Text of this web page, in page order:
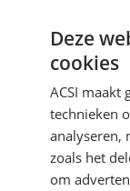
Je gegevens
Deze
cookies
ACSI maakt
technieken
analyseren,
zoals het
om